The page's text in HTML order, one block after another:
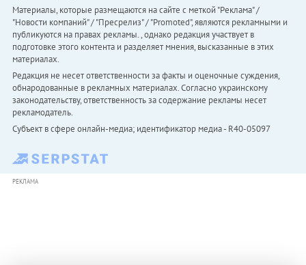
Материалы, которые размещаются на сайте с меткой "Реклама" /
"Новости компаний" / "Пресрелиз" / "Promoted", являются рекламными и
публикуются на правах рекламы. , однако редакция участвует в
подготовке этого контента и разделяет мнения, высказанные в этих
материалах.
Редакция не несет ответственности за факты и оценочные суждения,
обнародованные в рекламных материалах. Согласно украинскому
законодательству, ответственность за содержание рекламы несет
рекламодатель.
Субъект в сфере онлайн-медиа; идентификатор медиа - R40-05097
РЕКЛАМА